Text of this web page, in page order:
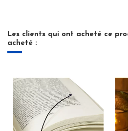
Les clients qui ont acheté ce
acheté :